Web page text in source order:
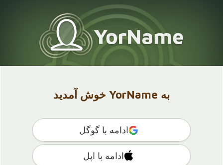
به YorName خوش آمدید
ادامه با گوگل
ادامه با اپل